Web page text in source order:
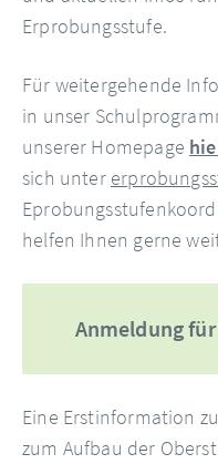
Erprobungsstufe.
Für weitergehende
in unser
unserer Homepage
sich unter
helfen Ihnen gerne
Anmeldung
Eine Erstinformation
zum Aufbau der